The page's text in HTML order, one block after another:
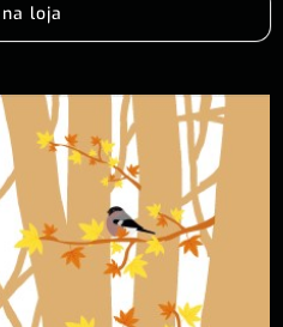
loja